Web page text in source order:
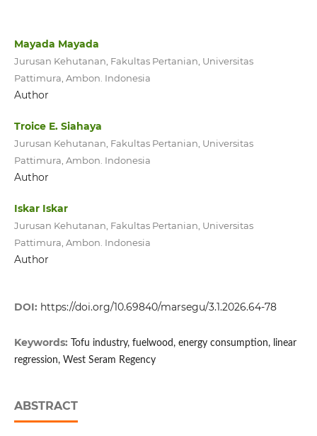
Mayada Mayada
Jurusan Kehutanan, Fakultas Pertanian, Universitas
Pattimura, Ambon. Indonesia
Author
Troice E. Siahaya
Jurusan Kehutanan, Fakultas Pertanian, Universitas
Pattimura, Ambon. Indonesia
Author
Iskar Iskar
Jurusan Kehutanan, Fakultas Pertanian, Universitas
Pattimura, Ambon. Indonesia
Author
DOI: https://doi.org/10.69840/marsegu/3.1.2026.64-78
Keywords:
Tofu industry, fuelwood, energy consumption, linear
regression, West Seram Regency
ABSTRACT